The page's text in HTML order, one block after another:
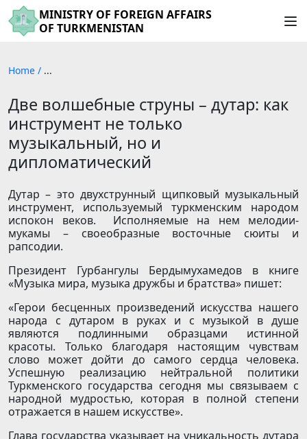
MINISTRY OF FOREIGN AFFAIRS
OF TURKMENISTAN
Home / ...
Две волшебные струны – дутар: как
инструмент не только
музыкальный, но и
дипломатический
Дутар – это двухструнный щипковый музыкальный
инструмент, используемый туркменским народом
испокон веков. Исполняемые на нем мелодии-
мукамы – своеобразные восточные сюиты и
рапсодии.
Президент Гурбангулы Бердымухамедов в книге
«Музыка мира, музыка дружбы и братства» пишет:
«Герои бесценных произведений искусства нашего
народа с дутаром в руках и с музыкой в душе
являются подлинными образцами истинной
красоты. Только благодаря настоящим чувствам
слово может дойти до самого сердца человека.
Успешную реализацию нейтральной политики
Туркменского государства сегодня мы связываем с
народной мудростью, которая в полной степени
отражается в нашем искусстве».
Глава государства указывает на уникальность дутара